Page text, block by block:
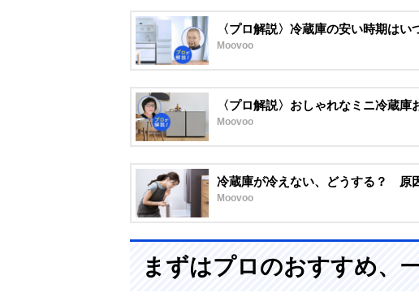
〈プロ解説〉冷蔵庫の安い時期は
Moovoo
〈プロ解説〉おしゃれなミニ冷蔵
Moovoo
冷蔵庫が冷えない、どうする？ 原
Moovoo
まずはプロのおすすめ、